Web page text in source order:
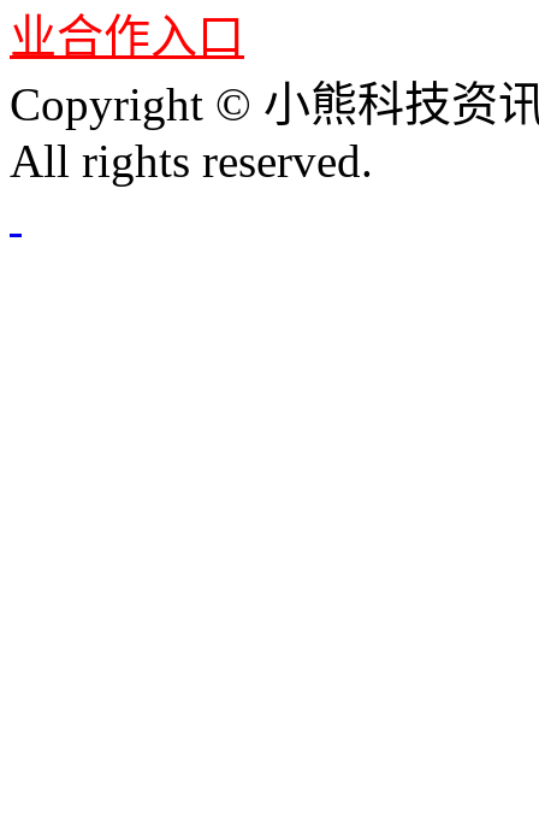
业合作入口
Copyright © 小熊科技资
All rights reserved.